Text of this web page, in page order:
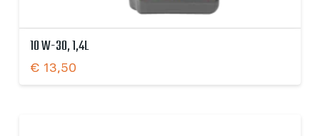
10 W-30, 1,4L
€ 13,50